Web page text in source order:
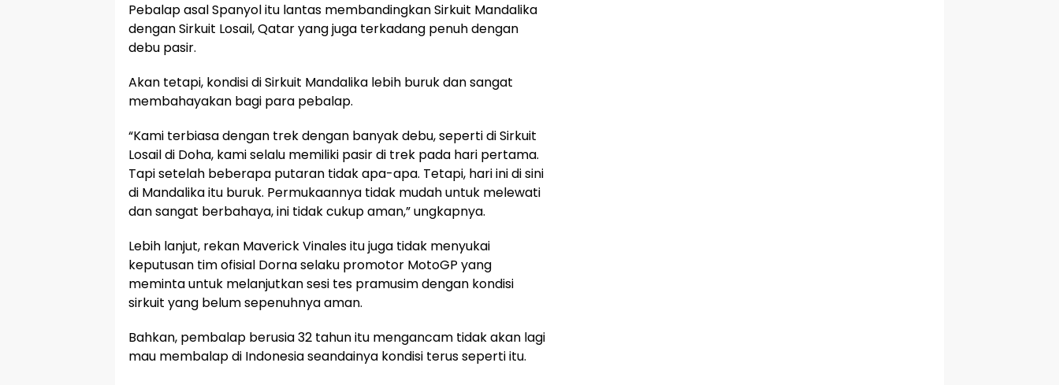
Pebalap asal Spanyol itu lantas membandingkan Sirkuit Mandalika
dengan Sirkuit Losail, Qatar yang juga terkadang penuh dengan
debu pasir.
Akan tetapi, kondisi di Sirkuit Mandalika lebih buruk dan sangat
membahayakan bagi para pebalap.
“Kami terbiasa dengan trek dengan banyak debu, seperti di Sirkuit
Losail di Doha, kami selalu memiliki pasir di trek pada hari pertama.
Tapi setelah beberapa putaran tidak apa-apa. Tetapi, hari ini di sini
di Mandalika itu buruk. Permukaannya tidak mudah untuk melewati
dan sangat berbahaya, ini tidak cukup aman,” ungkapnya.
Lebih lanjut, rekan Maverick Vinales itu juga tidak menyukai
keputusan tim ofisial Dorna selaku promotor MotoGP yang
meminta untuk melanjutkan sesi tes pramusim dengan kondisi
sirkuit yang belum sepenuhnya aman.
Bahkan, pembalap berusia 32 tahun itu mengancam tidak akan lagi
mau membalap di Indonesia seandainya kondisi terus seperti itu.